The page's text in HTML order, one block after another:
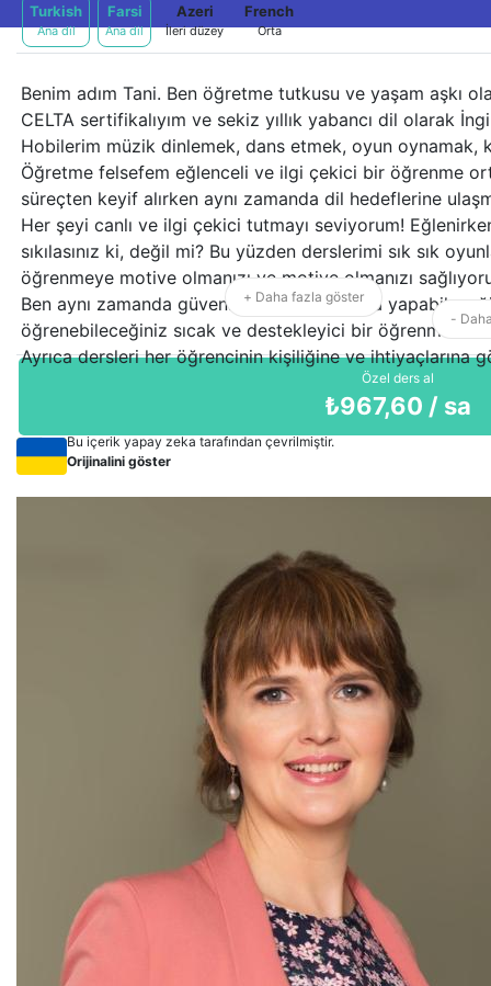
Turkish
Ana dil
Farsi
Ana dil
Azeri
İleri düzey
French
Orta
Benim adım Tani. Ben öğretme tutkusu ve yaşam aşkı
CELTA sertifikalıyım ve sekiz yıllık yabancı dil olarak
Hobilerim müzik dinlemek, dans etmek, oyun oynamak,
Öğretme felsefem eğlenceli ve ilgi çekici bir öğrenme
süreçten keyif alırken aynı zamanda dil hedeflerine
Her şeyi canlı ve ilgi çekici tutmayı seviyorum!
sıkılasınız ki, değil mi? Bu yüzden derslerimi sık sık
öğrenmeye motive olmanızı ve motive olmanızı
Ben aynı zamanda güveninizi artırmak, hata
öğrenebileceğiniz sıcak ve destekleyici bir öğrenme
Ayrıca dersleri her öğrencinin kişiliğine ve ihtiyaçlarına
Bu içerik yapay zeka tarafından çevrilmiştir.
Orijinalini göster
+ Daha fazla göster
-
Özel ders al
₺967,60 / sa